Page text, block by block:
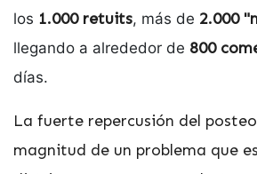
los 1.000 retuits, más de 2.000
llegando a alrededor de 800
días.
La fuerte repercusión del
magnitud de un problema que